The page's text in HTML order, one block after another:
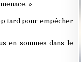
»
tard pour empêcher
en sommes dans le